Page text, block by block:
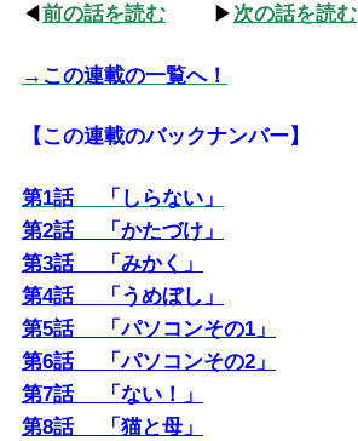
◀前の話を読む▶ 次の話を読む
→この連載の一覧へ！
【この連載のバックナンバー】
第1話 「しらない」
第2話 「かたづけ」
第3話 「みかく」
第4話 「うめぼし」
第5話 「パソコンその1」
第6話 「パソコンその2」
第7話 「ない！」
第8話 「猫と母」